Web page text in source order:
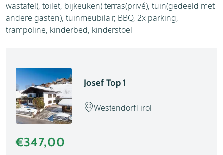
wastafel), toilet, bijkeuken) terras(privé), tuin(gedeeld met
andere gasten), tuinmeubilair, BBQ, 2x parking,
trampoline, kinderbed, kinderstoel
Josef Top 1
WestendorfTirol
€347,00